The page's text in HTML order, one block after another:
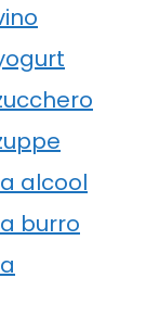
alcool
burro